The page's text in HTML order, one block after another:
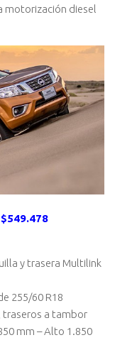
motorización diesel
y trasera Multilink
255/60 R18
traseros a tambor
mm – Alto 1.850